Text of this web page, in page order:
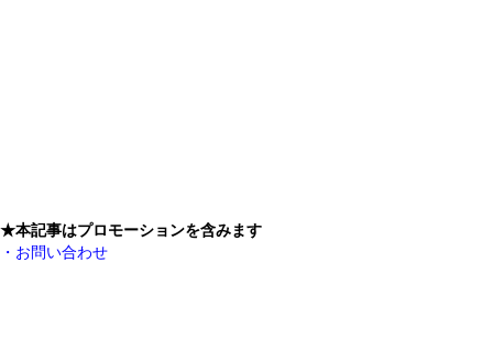
★本記事はプロモーションを含みます
・お問い合わせ